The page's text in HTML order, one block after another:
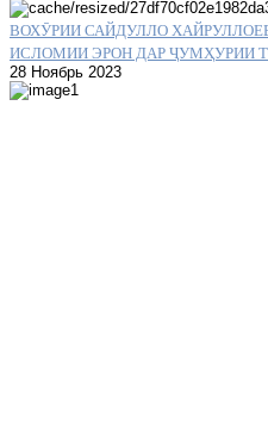
ВОХӮРИИ САЙДУЛЛО
ИСЛОМИИ ЭРОН ДАР ҶУМҲУРИИ
28 Ноябрь 2023